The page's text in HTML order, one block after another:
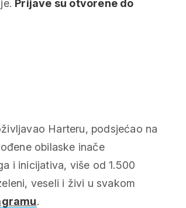
Prijave su otvorene do
Harteru, podsjećao na
obilaske inače
i inicijativa, više od 1.500
veseli i živi u svakom
.